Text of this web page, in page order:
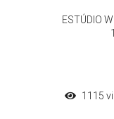
ESTÚDIO
1115